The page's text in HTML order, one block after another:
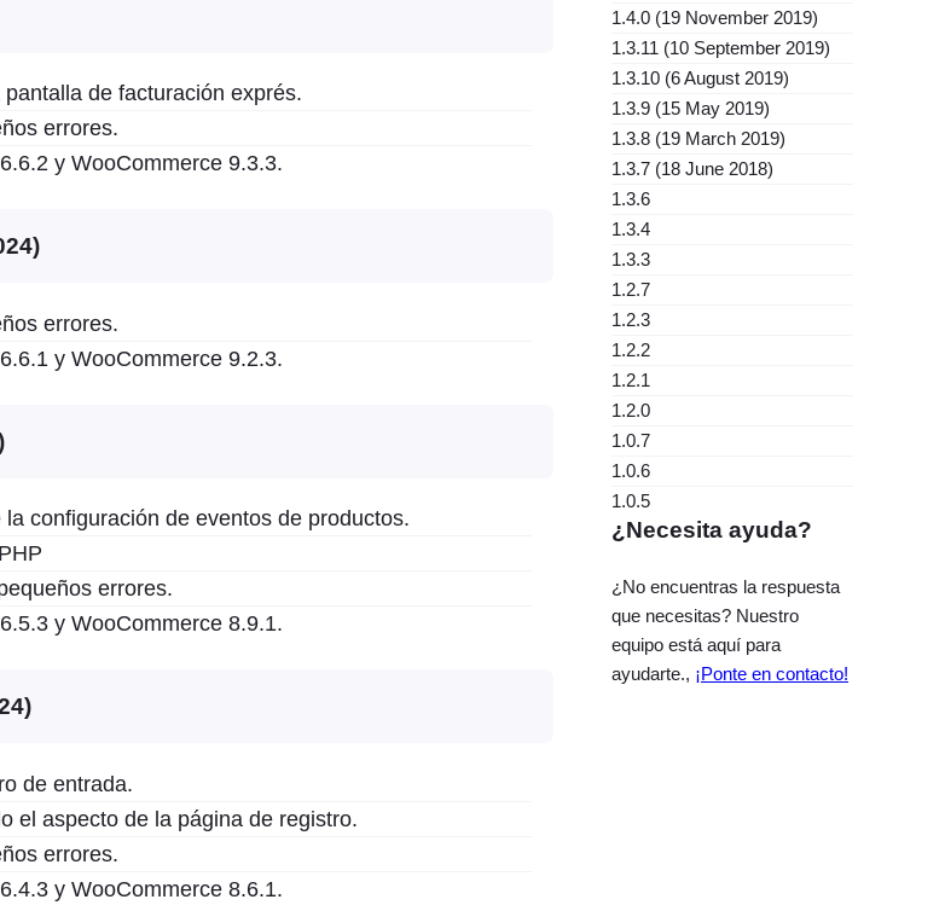
de facturación exprés.
errores.
y WooCommerce 9.3.3.
errores.
y WooCommerce 9.2.3.
configuración de eventos de productos.
errores.
y WooCommerce 8.9.1.
de entrada.
el aspecto de la página de registro.
errores.
y WooCommerce 8.6.1.
1.4.0 (19 November 2019)
1.3.11 (10 September 2019)
1.3.10 (6 August 2019)
1.3.9 (15 May 2019)
1.3.8 (19 March 2019)
1.3.7 (18 June 2018)
1.3.6
1.3.4
1.3.3
1.2.7
1.2.3
1.2.2
1.2.1
1.2.0
1.0.7
1.0.6
1.0.5
¿Necesita ayuda?
¿No encuentras la respuesta
que necesitas? Nuestro
equipo está aquí para
ayudarte., ¡Ponte en contacto!